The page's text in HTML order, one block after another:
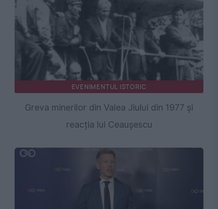
EVENIMENTUL ISTORIC
Greva minerilor din Valea Jiului din 1977 și
reacția lui Ceaușescu